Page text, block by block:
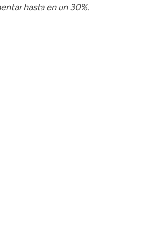
hasta en un 30%.